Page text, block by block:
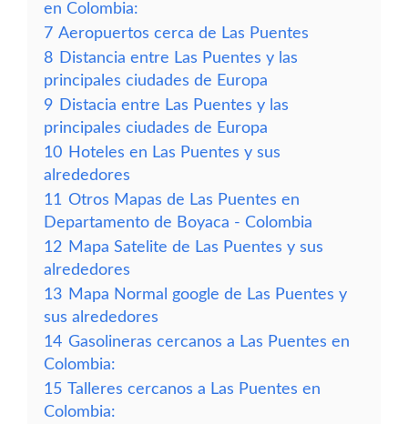
en Colombia:
7 Aeropuertos cerca de Las Puentes
8 Distancia entre Las Puentes y las
principales ciudades de Europa
9 Distacia entre Las Puentes y las
principales ciudades de Europa
10 Hoteles en Las Puentes y sus
alrededores
11 Otros Mapas de Las Puentes en
Departamento de Boyaca - Colombia
12 Mapa Satelite de Las Puentes y sus
alrededores
13 Mapa Normal google de Las Puentes y
sus alrededores
14 Gasolineras cercanos a Las Puentes en
Colombia:
15 Talleres cercanos a Las Puentes en
Colombia: